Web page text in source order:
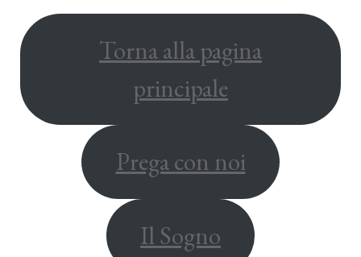
Torna alla pagina
principale
Prega con noi
Il Sogno